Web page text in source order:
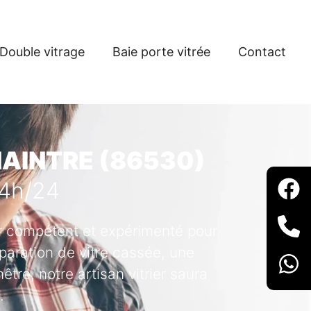
Double vitrage Baie porte vitrée Contact
(86530)
24
et expérimenté pour
de vitre cassée, une
notre artisan vitrier saura